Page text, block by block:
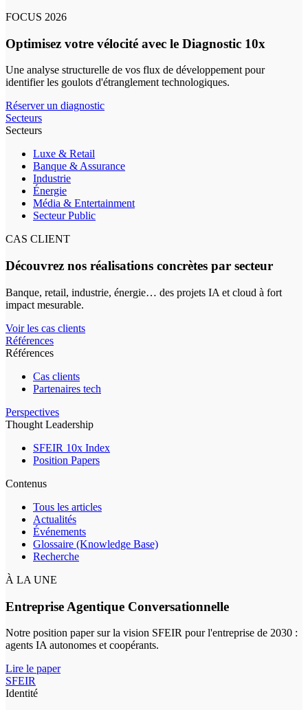
FOCUS 2026
Optimisez votre vélocité avec le Diagnostic 10x
Une analyse structurelle de vos flux de développement pour
identifier les goulots d'étranglement technologiques.
Réserver un diagnostic
Secteurs
Secteurs
Luxe & Retail
Banque & Assurance
Industrie
Énergie
Média & Entertainment
Secteur Public
CAS CLIENT
Découvrez nos réalisations concrètes par secteur
Banque, retail, industrie, énergie… des projets IA et cloud à fort
impact mesurable.
Voir les cas clients
Références
Références
Cas clients
Partenaires tech
Perspectives
Thought Leadership
SFEIR 10x Index
Position Papers
Contenus
Tous les articles
Actualités
Événements
Glossaire (Knowledge Base)
Recherche
À LA UNE
Entreprise Agentique Conversationnelle
Notre position paper sur la vision SFEIR pour l'entreprise de 2030 :
agents IA autonomes et coopérants.
Lire le paper
SFEIR
Identité